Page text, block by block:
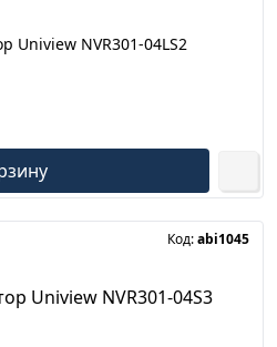
Uniview NVR301-04LS2
Код:abi1045